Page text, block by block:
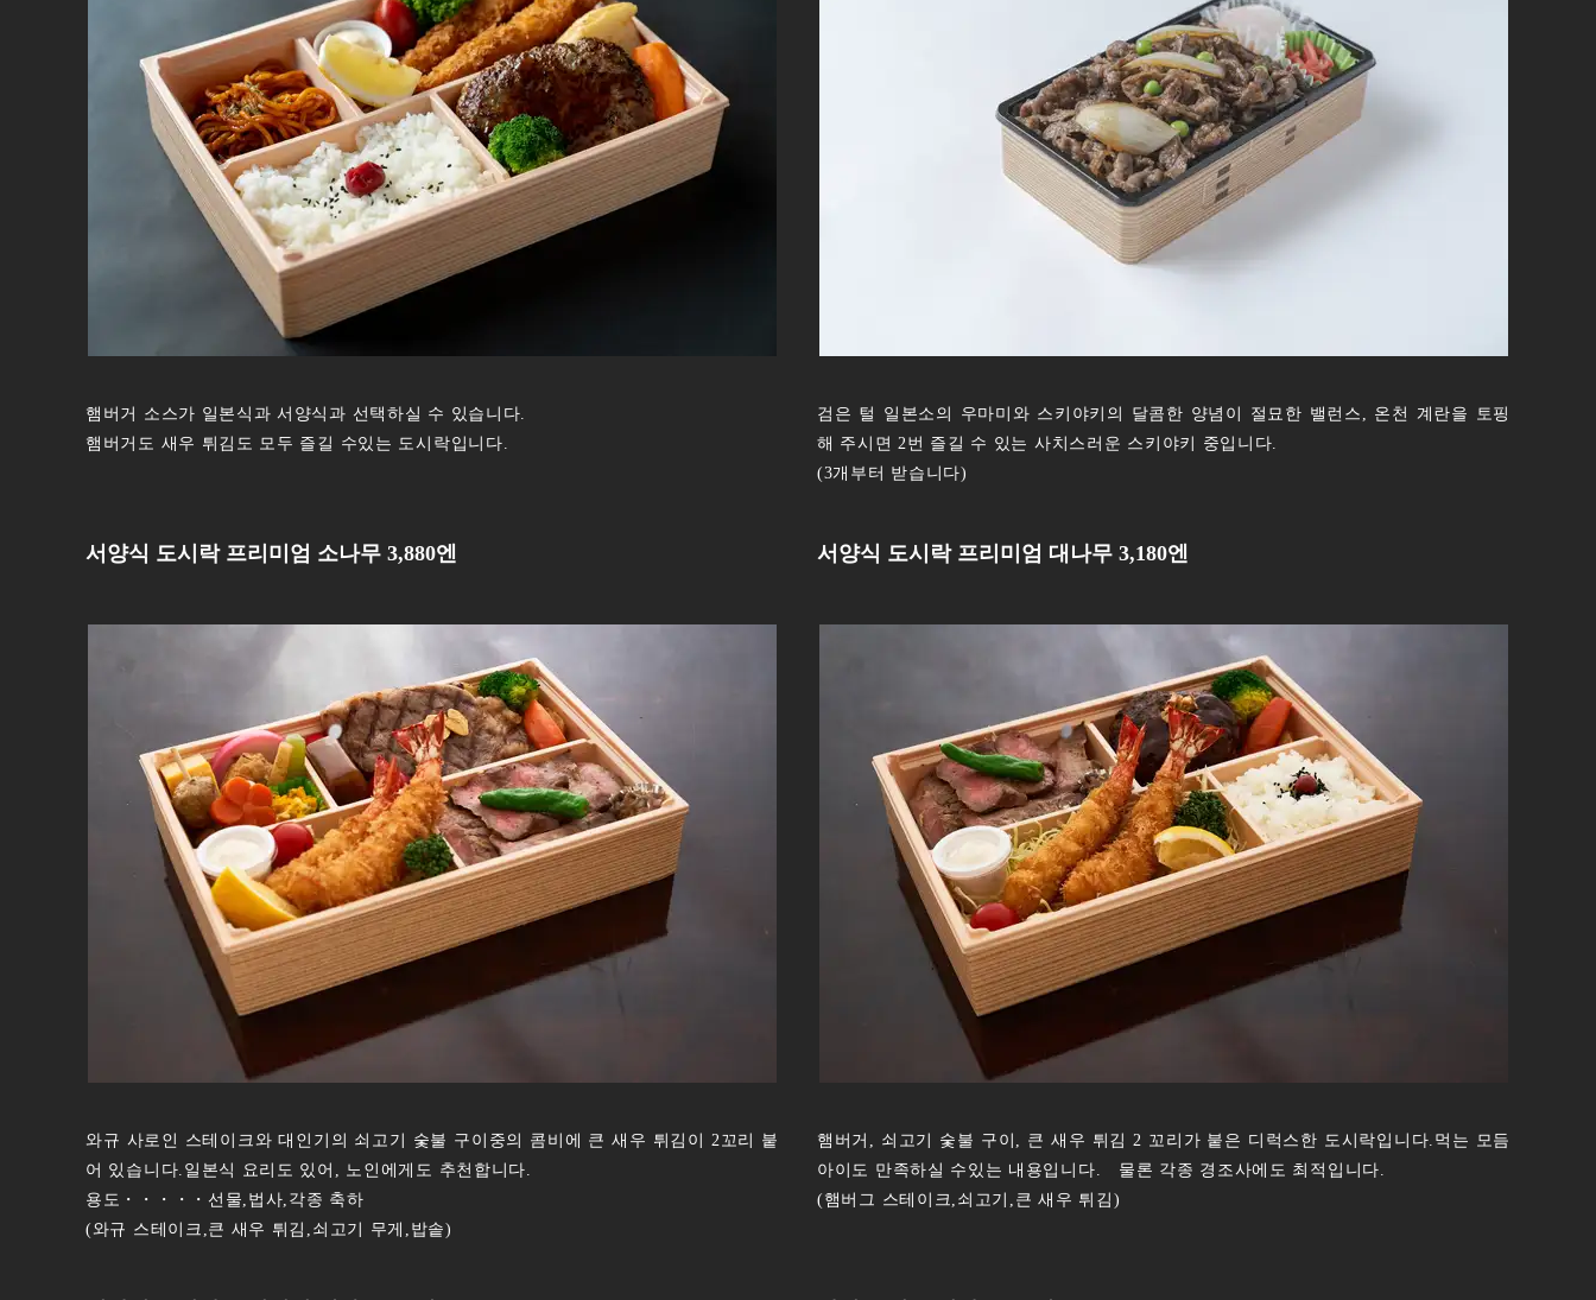
햄버거 소스가 일본식과 서양식과 선택하실 수 있습니다.
햄버거도 새우 튀김도 모두 즐길 수있는 도시락입니다.
검은 털 일본소의 우마미와 스키야키의 달콤한 양념이 절묘한 밸런스, 온천 계란을 토핑
해 주시면 2번 즐길 수 있는 사치스러운 스키야키 중입니다.
(3개부터 받습니다)
서양식 도시락 프리미엄 소나무 3,880엔
와규 사로인 스테이크와 대인기의 쇠고기 숯불 구이중의 콤비에 큰 새우 튀김이 2꼬리 붙
어 있습니다.일본식 요리도 있어, 노인에게도 추천합니다.
용도・・・・・선물,법사,각종 축하
(와규 스테이크,큰 새우 튀김,쇠고기 무게,밥솥)
서양식 도시락 프리미엄 대나무 3,180엔
햄버거, 쇠고기 숯불 구이, 큰 새우 튀김 2 꼬리가 붙은 디럭스한 도시락입니다.먹는 모듬
아이도 만족하실 수있는 내용입니다. 물론 각종 경조사에도 최적입니다.
(햄버그 스테이크,쇠고기,큰 새우 튀김)